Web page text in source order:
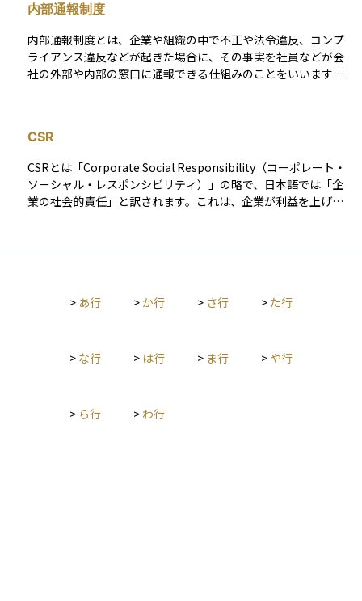
命令、登録取り消しなどがあります。これらの処分は、金融市
場の公正性と投資家保護を保つために行われます。投資初心者
にとっては、どの業者が過去に行政処分を受けているかを調べ
ることで、安全で信頼できる運用先を見極める手がかりになり
ます。
内部通報制度
内部通報制度とは、企業や組織の中で不正や法令違反、コンプ
ライアンス違反などが起きた場合に、その事実を社員などが会
社の外部や内部の窓口に通報できる仕組みのことをいいます。
けられているのが特徴です。 資産運用の現場では、不正な運用
や情報漏洩などが大きな問題につながるため、この制度は投資
家や社会全体の信頼を保つためにも重要な役割を果たします。
CSR
CSRとは「Corporate Social Responsibility（コーポレート・
ソーシャル・レスポンシビリティ）」の略で、日本語では「企
業の社会的責任」と訳されます。これは、企業が利益を上げる
だという考え方です。たとえば、環境に優しい製品を開発した
直結するとされ、投資の世界でも重視されるようになっていま
れています。
> あ行 >か行 > さ行 > た行
> な行 > は行 > ま行 > や行
> ら行 > わ行